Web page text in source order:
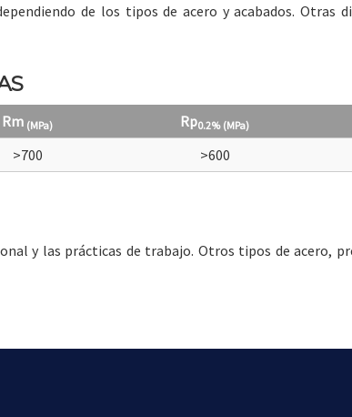
de los tipos de acero y acabados. Otras
Rm (MPa) Rp0.2% (MPa)
>700 >600
y las prácticas de trabajo. Otros tipos de acero,